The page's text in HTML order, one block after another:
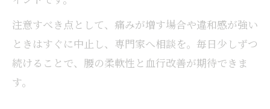
注意すべき点として、痛みが増す場合や違和感が強い
ときはすぐに中止し、専門家へ相談を。毎日少しずつ
続けることで、腰の柔軟性と血行改善が期待できま
す。